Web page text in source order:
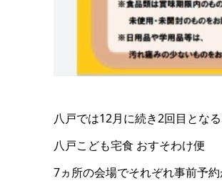
八戸では12月に続き2回目となる
八戸こども宅食 おすそわけ便
7ヵ所の会場でそれぞれ事前予